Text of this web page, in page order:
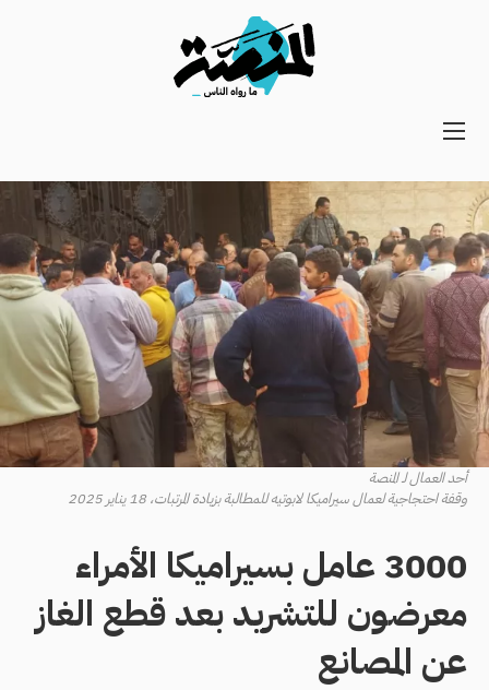
Main
Secondary
Navigation
أحد العمال لـ المنصة
وقفة احتجاجية لعمال سيراميكا لابوتيه للمطالبة بزيادة المرتبات، 18 يناير 2025
3000 عامل بسيراميكا الأمراء
معرضون للتشريد بعد قطع الغاز
عن المصانع